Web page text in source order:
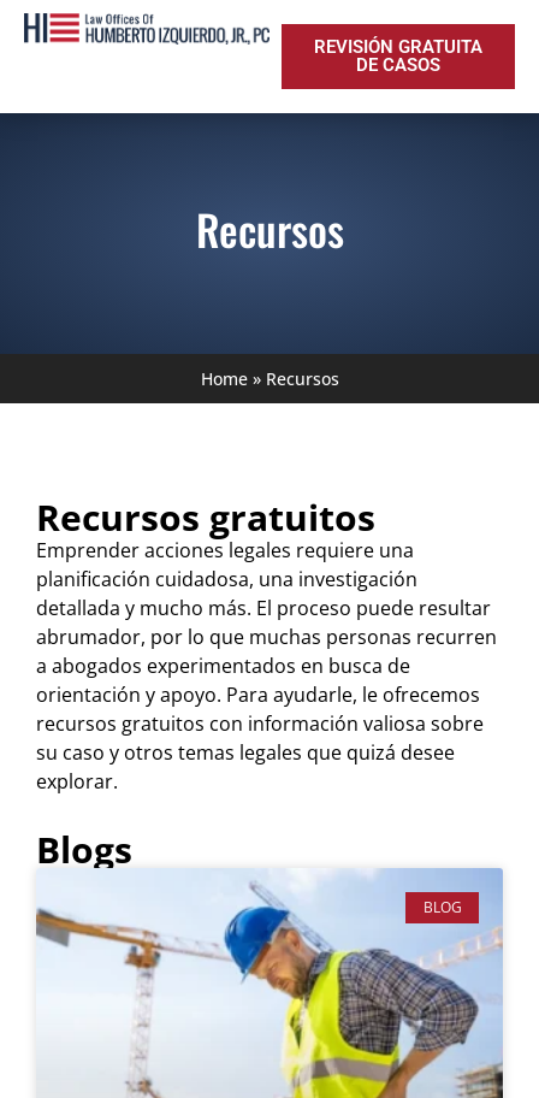
REVISIÓN GRATUITA
DE CASOS
Recursos
Home» Recursos
Recursos gratuitos
Emprender acciones legales requiere una
planificación cuidadosa, una investigación
detallada y mucho más. El proceso puede resultar
abrumador, por lo que muchas personas recurren
a abogados experimentados en busca de
orientación y apoyo. Para ayudarle, le ofrecemos
recursos gratuitos con información valiosa sobre
su caso y otros temas legales que quizá desee
explorar.
Blogs
BLOG